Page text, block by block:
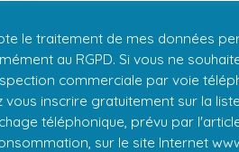
le traitement de mes données
au RGPD. Si vous ne
commerciale par voie
vous inscrire gratuitement sur la
téléphonique, prévu par
sur le site Internet